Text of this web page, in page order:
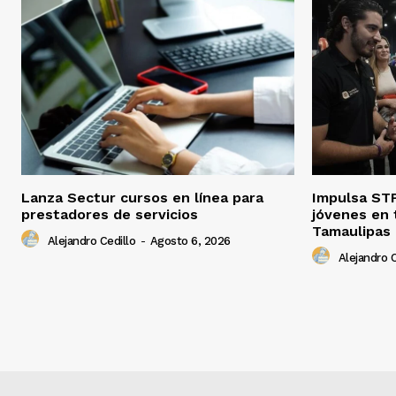
Lanza Sectur cursos en línea para
prestadores de servicios
Alejandro Cedillo - Agosto 6, 2026
Impulsa
jóvenes en
Tamaulipas
Alejandro